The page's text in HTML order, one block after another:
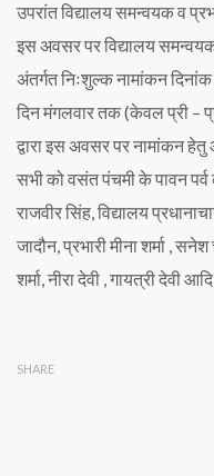
उपरांत विद्यालय समन्वयक व
इस अवसर पर विद्यालय समन्वयक
अंतर्गत निःशुल्क नामांकन
दिन मंगलवार तक (केवल प्री –
द्वारा इस अवसर पर नामांकन
सभी को वसंत पंचमी के पावन
राजवीर सिंह, विद्यालय
जादौन, प्रभारी मीना शर्मा ,
शर्मा, नीरा देवी , गायत्री देवी
SHARE